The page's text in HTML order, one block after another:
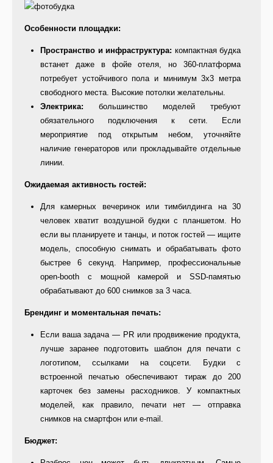
Особенности площадки:
Пространство и инфраструктура: компактная будка
встанет даже в фойе отеля, но 360-платформа
потребует устойчивого пола и минимум 3х3 метра
свободного места. Высокие потолки желательны.
Электрика: большинство моделей требуют
обязательного подключения к сети. Если
мероприятие под открытым небом, уточняйте
наличие генераторов или прокладывайте отдельные
линии.
Ожидаемая активность гостей:
Для камерных вечеринок или тимбилдинга на 30
человек хватит воздушной будки с планшетом. Но
если вы планируете и танцы, и поток гостей — ищите
модель, способную снимать и обрабатывать фото
быстрее 6 секунд. Например, профессиональные
open-booth с мощной камерой и SSD-памятью
обрабатывают до 600 снимков за 3 часа.
Брендинг и моментальная печать:
Если ваша задача — PR или продвижение продукта,
лучше заранее подготовить шаблон для печати с
логотипом, ссылками на соцсети. Будки с
встроенной печатью обеспечивают тираж до 200
карточек без замены расходников. У компактных
моделей, как правило, печати нет — отправка
снимков на смартфон или e-mail.
Бюджет: